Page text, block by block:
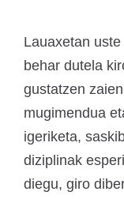
Lauaxetan
behar dutela
gustatzen
mugimendua
igeriketa,
diziplinak
diegu, giro